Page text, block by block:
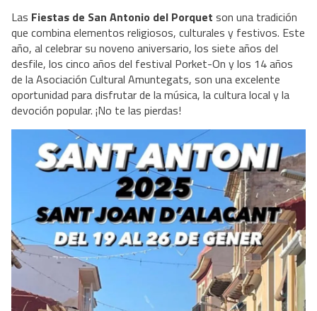
Las Fiestas de San Antonio del Porquet son una tradición
que combina elementos religiosos, culturales y festivos. Este
año, al celebrar su noveno aniversario, los siete años del
desfile, los cinco años del festival Porket-On y los 14 años
de la Asociación Cultural Amuntegats, son una excelente
oportunidad para disfrutar de la música, la cultura local y la
devoción popular. ¡No te las pierdas!